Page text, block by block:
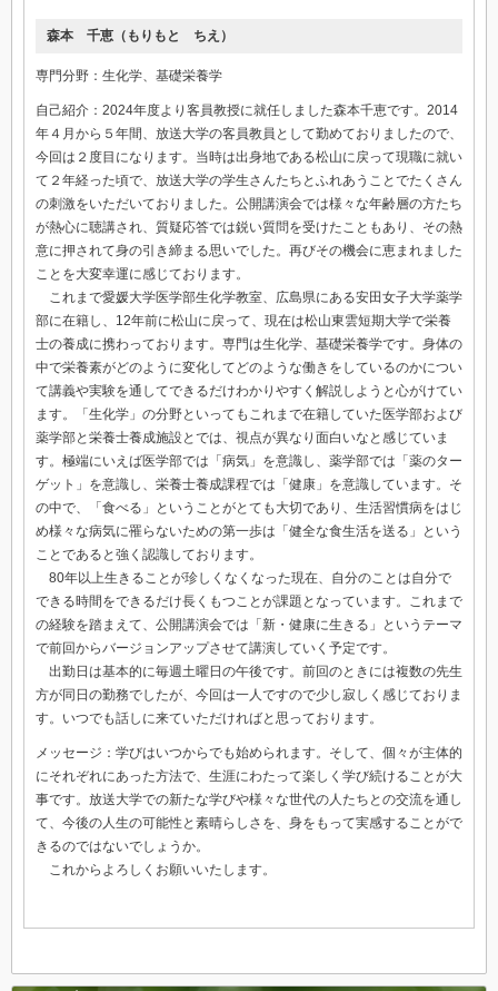
森本 千恵（もりもと ちえ）
専門分野：生化学、基礎栄養学
自己紹介：2024年度より客員教授に就任しました森本千恵です。2014
年４月から５年間、放送大学の客員教員として勤めておりましたので、
今回は２度目になります。当時は出身地である松山に戻って現職に就い
て２年経った頃で、放送大学の学生さんたちとふれあうことでたくさん
の刺激をいただいておりました。公開講演会では様々な年齢層の方たち
が熱心に聴講され、質疑応答では鋭い質問を受けたこともあり、その熱
意に押されて身の引き締まる思いでした。再びその機会に恵まれました
ことを大変幸運に感じております。
これまで愛媛大学医学部生化学教室、広島県にある安田女子大学薬学
部に在籍し、12年前に松山に戻って、現在は松山東雲短期大学で栄養
士の養成に携わっております。専門は生化学、基礎栄養学です。身体の
中で栄養素がどのように変化してどのような働きをしているのかについ
て講義や実験を通してできるだけわかりやすく解説しようと心がけてい
ます。「生化学」の分野といってもこれまで在籍していた医学部および
薬学部と栄養士養成施設とでは、視点が異なり面白いなと感じていま
す。極端にいえば医学部では「病気」を意識し、薬学部では「薬のター
ゲット」を意識し、栄養士養成課程では「健康」を意識しています。そ
の中で、「食べる」ということがとても大切であり、生活習慣病をはじ
め様々な病気に罹らないための第一歩は「健全な食生活を送る」という
ことであると強く認識しております。
80年以上生きることが珍しくなくなった現在、自分のことは自分で
できる時間をできるだけ長くもつことが課題となっています。これまで
の経験を踏まえて、公開講演会では「新・健康に生きる」というテーマ
で前回からバージョンアップさせて講演していく予定です。
出勤日は基本的に毎週土曜日の午後です。前回のときには複数の先生
方が同日の勤務でしたが、今回は一人ですので少し寂しく感じておりま
す。いつでも話しに来ていただければと思っております。
メッセージ：学びはいつからでも始められます。そして、個々が主体的
にそれぞれにあった方法で、生涯にわたって楽しく学び続けることが大
事です。放送大学での新たな学びや様々な世代の人たちとの交流を通し
て、今後の人生の可能性と素晴らしさを、身をもって実感することがで
きるのではないでしょうか。
これからよろしくお願いいたします。